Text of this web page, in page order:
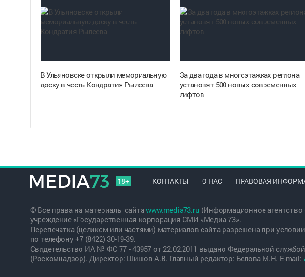
В Ульяновске открыли мемориальную
доску в честь Кондратия Рылеева
За два года в многоэтажках региона
установят 500 новых современных
лифтов
18+ КОНТАКТЫ О НАС ПРАВОВАЯ
© Все права на материалы сайтаwww.media73.ru (Информационное агентство
учреждение «Государственная корпорация СМИ «Медиа 73».
Перепечатка (целиком или частями) материалов сайта разрешена при
по телефону +7 (8422) 30-19-39.
Свидетельство ИА № ФС 77 - 43957 от 22.02.2011 выдано Федеральной
(Роскомнадзор). Директор: Шишов А.В. Главный редактор: Белова М.Н. E-mail: